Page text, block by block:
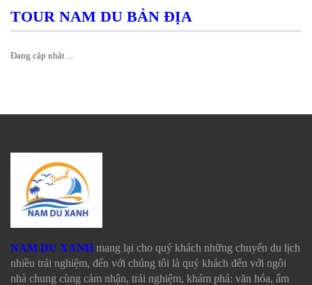
TOUR NAM DU BẢN ĐỊA
Đang cập nhật ...
NAM DU XANH mang lại cho quý khách những chuyến du lịch
nhiều trải nghiệm, đến với chúng tôi là quý khách đến với ngôi
nhà chung cùng cảm nhận, trải nghiệm, khám phá: văn hóa, ẩm